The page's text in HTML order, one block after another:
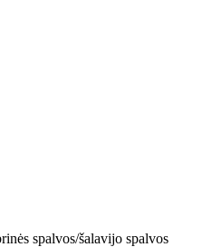
spalvos/šalavijo spalvos